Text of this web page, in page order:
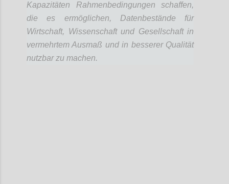
Kapazitäten Rahmenbedingungen schaffen,
die es ermöglichen, Datenbestände für
Wirtschaft, Wissenschaft und Gesellschaft in
vermehrtem Ausmaß und in besserer Qualität
nutzbar zu machen.